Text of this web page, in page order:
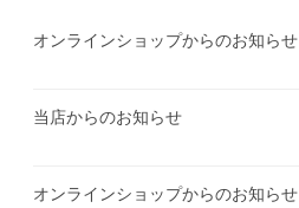
オンラインショップからのお知らせ
当店からのお知らせ
オンラインショップからのお知らせ